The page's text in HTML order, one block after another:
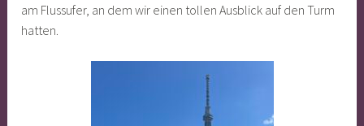
am Flussufer, an dem wir einen tollen Ausblick auf den Turm
hatten.